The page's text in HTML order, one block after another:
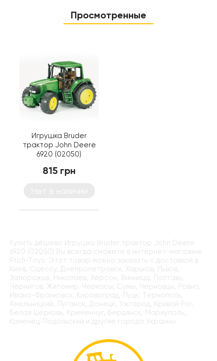
Просмотренные
Игрушка Bruder
трактор John Deere
6920 (02050)
815 грн
Купить дёшево Игрушка Bruder трактор John Deere
6920 (02050) Вы всегда сможете в интернет-магазине
Profi-Toys. Этот товар можно заказать с доставкой в
Киев, Одессу, Днепропетровск, Харьков, Львов,
Запорожье, Николаев, Херсон, Винница, Полтаву,
Чернигов, Житомир, Черкасы, Сумы, Черновцы, Ровно,
Ивано-Франковск, Кировоград, Луцк, Тернополь,
Хмельницкий, Луганск, Донецк, Ужгород, Кривой Рог,
Белая Церковь, Кременчуг, Бердянск, Мариуполь,
Каменец-Подольский и другие города Украины